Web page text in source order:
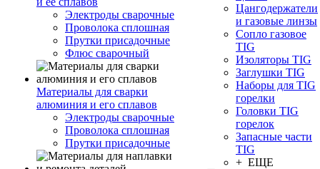
Электроды сварочные
Проволока сплошная
Прутки присадочные
Флюс сварочный
Материалы для сварки
алюминия и его сплавов
Электроды сварочные
Проволока сплошная
Прутки присадочные
Цангодержатели
и газовые линзы
Сопло газовое
TIG
Изоляторы TIG
Заглушки TIG
Наборы для TIG
горелки
Головки TIG
горелок
Запасные части
TIG
+ ЕЩЕ